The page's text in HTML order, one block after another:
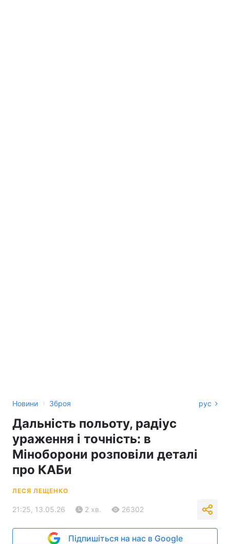
Новини › Зброя рус
Дальність польоту, радіус
ураження і точність: в
Міноборони розповіли деталі
про КАБи
ЛЕСЯ ЛЕЩЕНКО
21:25, 13.05.26 2 хв. 26302
Підпишіться на нас в Google